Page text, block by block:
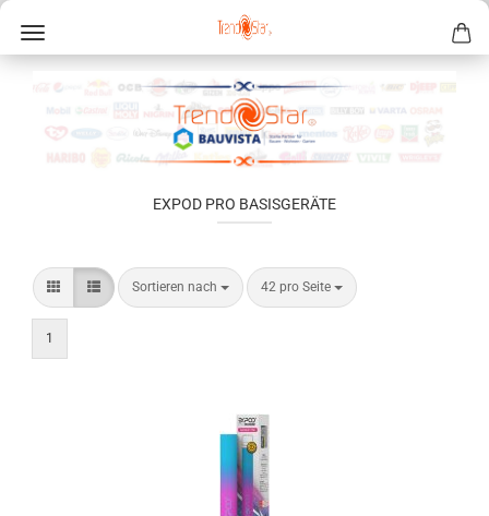
EXPOD PRO BASISGERÄTE
Sortieren nach 42 pro Seite
1